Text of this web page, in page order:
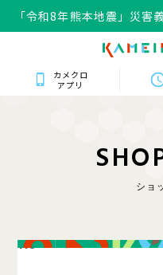
「令和8年熊本地震」災害
カメクロ
アプリ
SHO
ショ
118